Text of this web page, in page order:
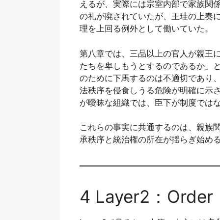
えるが、実際には宗室内部で家族関
の礼が廃されていたが、王珪の上奏
理を上回る例外として働いていた。
第八章では、三品以上の官人が親王
たちを卑しもうとするのであるか」
のために下馬するのは不適切であり
法秩序を侵食しうる危険が明確に示
が曖昧な組織では、臣下が制度では
これらの事実に共通するのは、親族
承秩序と統治権の所在が揺らぎ始め
4 Layer2：Order